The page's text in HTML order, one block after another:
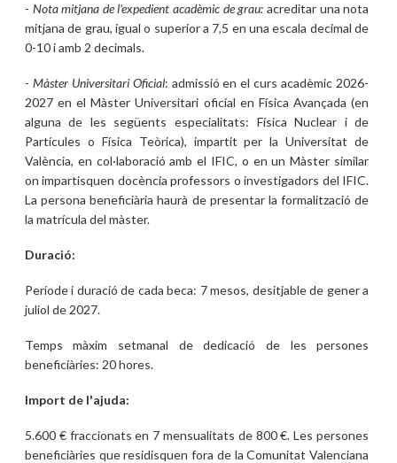
- Nota mitjana de l'expedient acadèmic de grau: acreditar una nota
mitjana de grau, igual o superior a 7,5 en una escala decimal de
0-10 i amb 2 decimals.
- Màster Universitari Oficial: admissió en el curs acadèmic 2026-
2027 en el Màster Universitari oficial en Física Avançada (en
alguna de les següents especialitats: Física Nuclear i de
Partícules o Física Teòrica), impartit per la Universitat de
València, en col·laboració amb el IFIC, o en un Màster similar
on impartisquen docència professors o investigadors del IFIC.
La persona beneficiària haurà de presentar la formalització de
la matrícula del màster.
Duració:
Període i duració de cada beca: 7 mesos, desitjable de gener a
juliol de 2027.
Temps màxim setmanal de dedicació de les persones
beneficiàries: 20 hores.
Import de l'ajuda:
5.600 € fraccionats en 7 mensualitats de 800 €. Les persones
beneficiàries que residisquen fora de la Comunitat Valenciana